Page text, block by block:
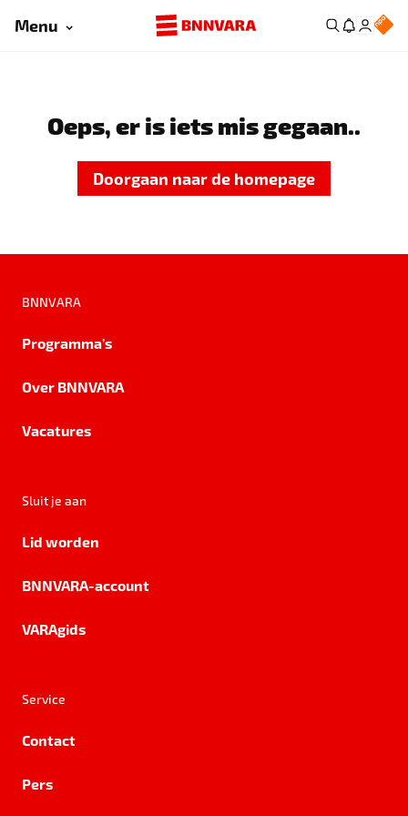
Menu
Oeps, er is iets mis gegaan..
Doorgaan naar de homepage
BNNVARA
Programma's
Over BNNVARA
Vacatures
Sluit je aan
Lid worden
BNNVARA-account
VARAgids
Service
Contact
Pers